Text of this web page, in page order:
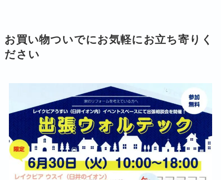
お買い物ついでにお気軽にお立ち寄りく
ださい